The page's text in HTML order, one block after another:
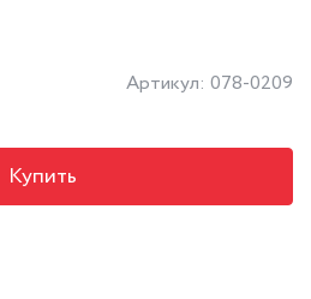
Артикул: 078-0209
Купить